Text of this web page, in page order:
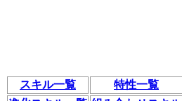
スキル一覧 特性一覧